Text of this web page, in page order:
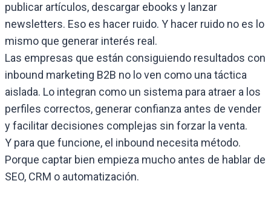
publicar artículos, descargar ebooks y lanzar
newsletters. Eso es hacer ruido. Y hacer ruido no es lo
mismo que generar interés real.
Las empresas que están consiguiendo resultados con
inbound marketing B2B no lo ven como una táctica
aislada. Lo integran como un sistema para atraer a los
perfiles correctos, generar confianza antes de vender
y facilitar decisiones complejas sin forzar la venta.
Y para que funcione, el inbound necesita método.
Porque captar bien empieza mucho antes de hablar de
SEO, CRM o automatización.